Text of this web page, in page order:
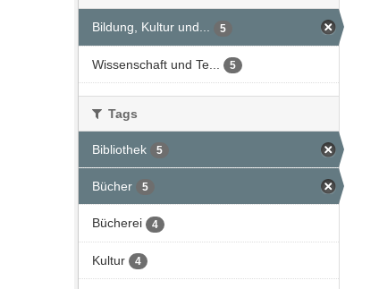
Bildung, Kultur und... 5
Wissenschaft und Te... 5
Tags
Bibliothek 5
Bücher 5
Bücherei 4
Kultur 4